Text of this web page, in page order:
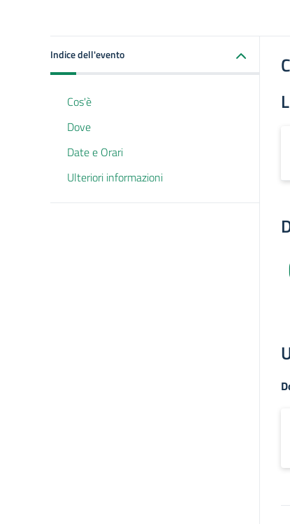
Indice dell'evento
Cos'è
Dove
Date e Orari
Ulteriori informazioni